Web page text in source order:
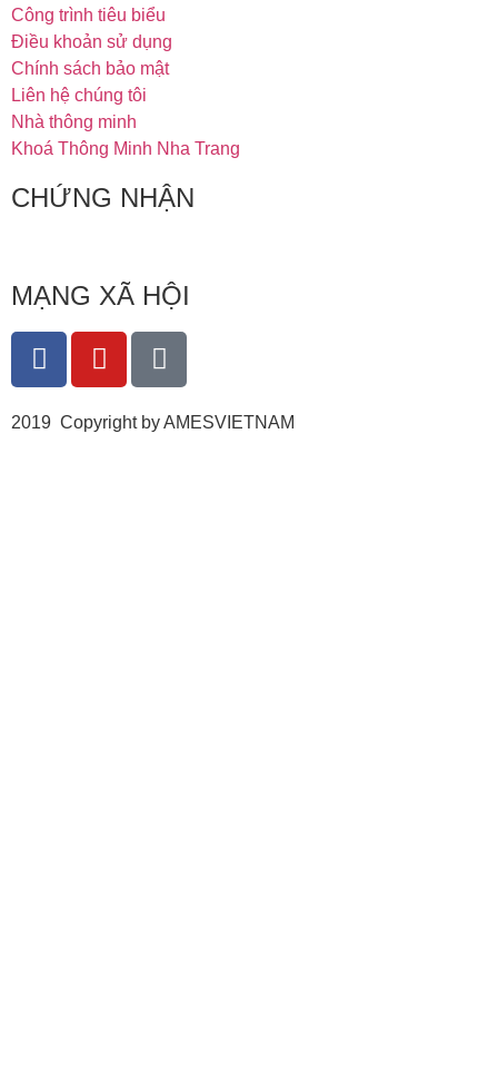
Công trình tiêu biểu
Điều khoản sử dụng
Chính sách bảo mật
Liên hệ chúng tôi
Nhà thông minh
Khoá Thông Minh Nha Trang
CHỨNG NHẬN
MẠNG XÃ HỘI
2019 Copyright by AMESVIETNAM